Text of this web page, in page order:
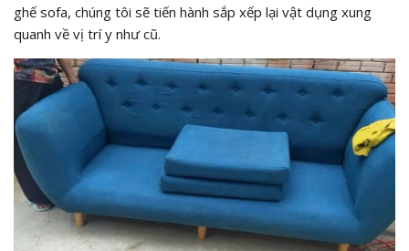
ghế sofa, chúng tôi sẽ tiến hành sắp xếp lại vật dụng xung
quanh về vị trí y như cũ.